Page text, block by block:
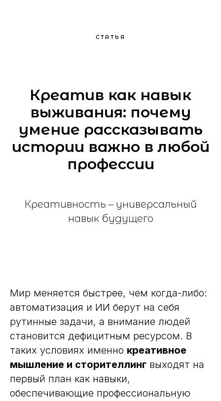
СТАТЬЯ
Креатив как навык
выживания: почему
умение рассказывать
истории важно в любой
профессии
Креативность – универсальный
навык будущего
Мир меняется быстрее, чем когда-либо:
автоматизация и ИИ берут на себя
рутинные задачи, а внимание людей
становится дефицитным ресурсом. В
таких условиях именно креативное
мышление и сторителлинг выходят на
первый план как навыки,
обеспечивающие профессиональную